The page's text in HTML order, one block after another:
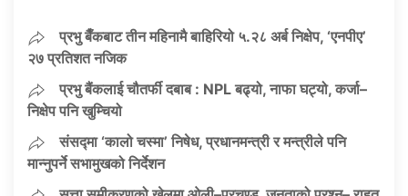
प्रभु बैँकबाट तीन महिनामै बाहिरियो ५.२८ अर्ब निक्षेप, ‘एनपीए’
२७ प्रतिशत नजिक
प्रभु बैंकलाई चौतर्फी दबाब : NPL बढ्यो, नाफा घट्यो, कर्जा–
निक्षेप पनि खुम्चियो
संसद्मा ‘कालो चस्मा’ निषेध, प्रधानमन्त्री र मन्त्रीले पनि
मान्नुपर्ने सभामुखको निर्देशन